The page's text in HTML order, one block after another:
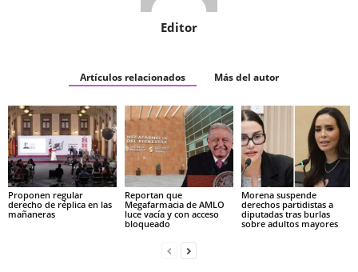
Editor
Artículos relacionados Más del autor
Proponen regular
derecho de réplica en las
mañaneras
Reportan que
Megafarmacia de AMLO
luce vacía y con acceso
bloqueado
Morena suspende
derechos partidistas a
diputadas tras burlas
sobre adultos mayores